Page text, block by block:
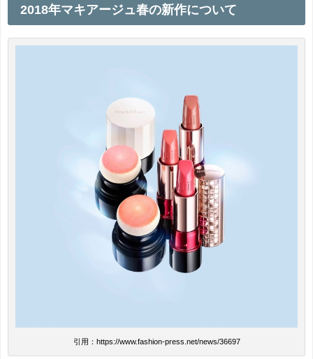
2018年マキアージュ春の新作について
引用：https://www.fashion-press.net/news/36697